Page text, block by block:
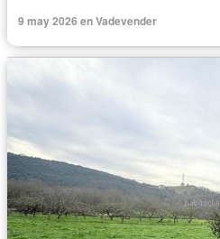
9 may 2026 en Vadevender